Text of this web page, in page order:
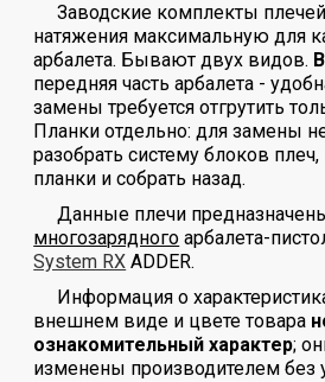
Заводские комплекты
натяжения максимальную для
арбалета. Бывают двух видов.
передняя часть арбалета -
замены требуется отгрутить
Планки отдельно: для замены
разобрать систему блоков плеч,
планки и собрать назад.
Данные плечи
многозарядного арбалета-
System RX ADDER.
Информация о
внешнем виде и цвете товара
ознакомительный характер;
изменены производителем без